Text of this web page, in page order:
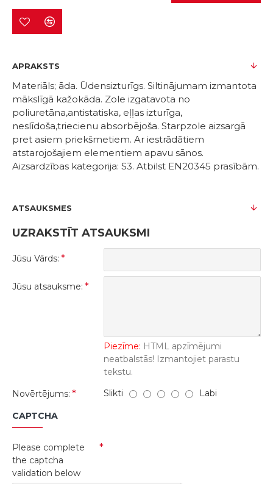
APRAKSTS
Materiāls; āda. Ūdensizturīgs. Siltinājumam izmantota
mākslīgā kažokāda. Zole izgatavota no
poliuretāna,antistatiska, eļļas izturīga,
neslīdoša,triecienu absorbējoša. Starpzole aizsargā
pret asiem priekšmetiem. Ar iestrādātiem
atstarojošajiem elementiem apavu sānos.
Aizsardzības kategorija: S3. Atbilst EN20345 prasībām.
ATSAUKSMES
UZRAKSTĪT ATSAUKSMI
Jūsu Vārds:
Jūsu atsauksme:
Piezīme: HTML apzīmējumi
neatbalstās! Izmantojiet parastu
tekstu.
Novērtējums:
Slikti Labi
CAPTCHA
Please complete
the captcha
validation below